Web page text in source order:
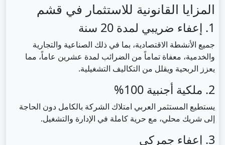
المزايا القانونية للاستثمار في قشم
1. إعفاء ضريبي لمدة 20 سنة
جميع الأنشطة الاقتصادية، بما في ذلك الصناعية والتجارية
والخدمية، معفاة تماماً من الضرائب لمدة عشرين عاماً، مما
يعزز الربحية ويقلل من التكاليف التشغيلية.
2. ملكية أجنبية 100%
يستطيع المستثمر العربي امتلاك الشركة بالكامل دون الحاجة
إلى شريك محلي، مع حرية كاملة في الإدارة والتشغيل.
3. إعفاء جمركي